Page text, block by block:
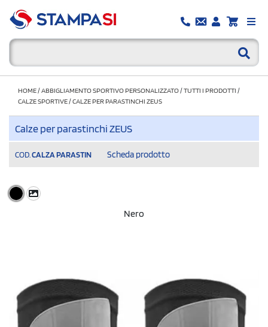
HOME/ABBIGLIAMENTO SPORTIVO PERSONALIZZATO/TUTTI I PRODOTTI /
CALZE SPORTIVE/CALZE PER PARASTINCHI ZEUS
Calze per parastinchi ZEUS
COD. CALZA PARASTIN Scheda prodotto
Nero